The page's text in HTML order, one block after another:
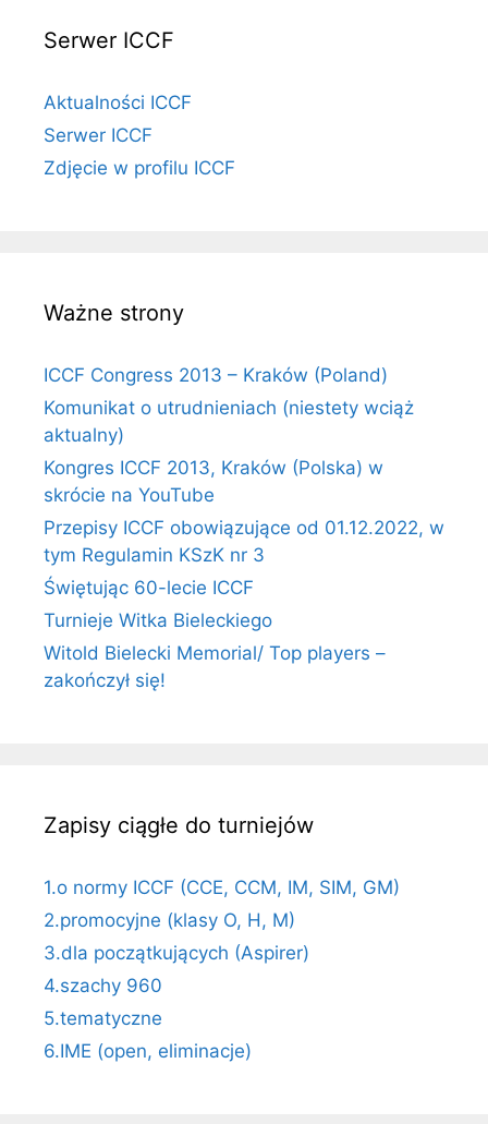
Serwer ICCF
Aktualności ICCF
Serwer ICCF
Zdjęcie w profilu ICCF
Ważne strony
ICCF Congress 2013 – Kraków (Poland)
Komunikat o utrudnieniach (niestety wciąż
aktualny)
Kongres ICCF 2013, Kraków (Polska) w
skrócie na YouTube
Przepisy ICCF obowiązujące od 01.12.2022, w
tym Regulamin KSzK nr 3
Świętując 60-lecie ICCF
Turnieje Witka Bieleckiego
Witold Bielecki Memorial/ Top players –
zakończył się!
Zapisy ciągłe do turniejów
1.o normy ICCF (CCE, CCM, IM, SIM, GM)
2.promocyjne (klasy O, H, M)
3.dla początkujących (Aspirer)
4.szachy 960
5.tematyczne
6.IME (open, eliminacje)